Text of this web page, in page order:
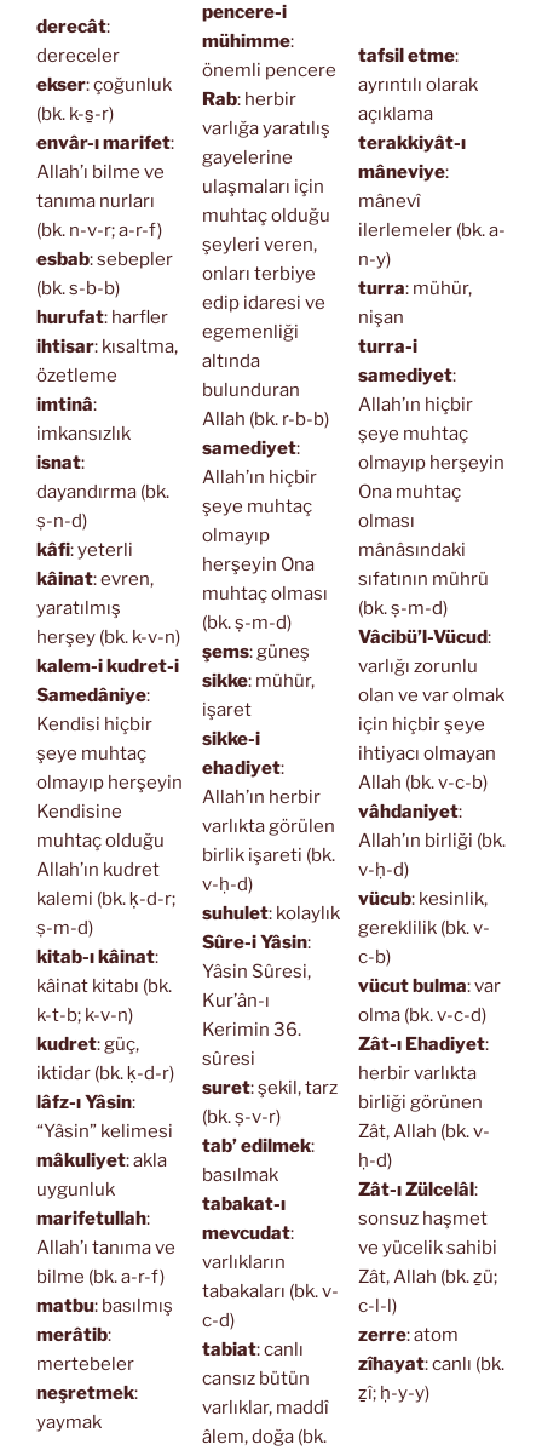
derecât:
dereceler
ekser: çoğunluk
(bk. k-s̱-r)
envâr-ı marifet:
Allah’ı bilme ve
tanıma nurları
(bk. n-v-r; a-r-f)
esbab: sebepler
(bk. s-b-b)
hurufat: harfler
ihtisar: kısaltma,
özetleme
imtinâ:
imkansızlık
isnat:
dayandırma (bk.
ṣ-n-d)
kâfi: yeterli
kâinat: evren,
yaratılmış
herşey (bk. k-v-n)
kalem-i kudret-i
Samedâniye:
Kendisi hiçbir
şeye muhtaç
olmayıp herşeyin
Kendisine
muhtaç olduğu
Allah’ın kudret
kalemi (bk. ḳ-d-r;
ṣ-m-d)
kitab-ı kâinat:
kâinat kitabı (bk.
k-t-b; k-v-n)
kudret: güç,
iktidar (bk. ḳ-d-r)
lâfz-ı Yâsin:
“Yâsin” kelimesi
mâkuliyet: akla
uygunluk
marifetullah:
Allah’ı tanıma ve
bilme (bk. a-r-f)
matbu: basılmış
merâtib:
mertebeler
neşretmek:
yaymak
pencere-i
mühimme:
önemli pencere
Rab: herbir
varlığa yaratılış
gayelerine
ulaşmaları için
muhtaç olduğu
şeyleri veren,
onları terbiye
edip idaresi ve
egemenliği
altında
bulunduran
Allah (bk. r-b-b)
samediyet:
Allah’ın hiçbir
şeye muhtaç
olmayıp
herşeyin Ona
muhtaç olması
(bk. ṣ-m-d)
şems: güneş
sikke: mühür,
işaret
sikke-i
ehadiyet:
Allah’ın herbir
varlıkta görülen
birlik işareti (bk.
v-ḥ-d)
suhulet: kolaylık
Sûre-i Yâsin:
Yâsin Sûresi,
Kur’ân-ı
Kerimin 36.
sûresi
suret: şekil, tarz
(bk. ṣ-v-r)
tab’ edilmek:
basılmak
tabakat-ı
mevcudat:
varlıkların
tabakaları (bk. v-
c-d)
tabiat: canlı
cansız bütün
varlıklar, maddî
âlem, doğa (bk.
tafsil etme:
ayrıntılı olarak
açıklama
terakkiyât-ı
mâneviye:
mânevî
ilerlemeler (bk. a-
n-y)
turra: mühür,
nişan
turra-i
samediyet:
Allah’ın hiçbir
şeye muhtaç
olmayıp herşeyin
Ona muhtaç
olması
mânâsındaki
sıfatının mührü
(bk. ṣ-m-d)
Vâcibü’l-Vücud:
varlığı zorunlu
olan ve var olmak
için hiçbir şeye
ihtiyacı olmayan
Allah (bk. v-c-b)
vâhdaniyet:
Allah’ın birliği (bk.
v-ḥ-d)
vücub: kesinlik,
gereklilik (bk. v-
c-b)
vücut bulma: var
olma (bk. v-c-d)
Zât-ı Ehadiyet:
herbir varlıkta
birliği görünen
Zât, Allah (bk. v-
ḥ-d)
Zât-ı Zülcelâl:
sonsuz haşmet
ve yücelik sahibi
Zât, Allah (bk. ẕü;
c-l-l)
zerre: atom
zîhayat: canlı (bk.
ẕî; ḥ-y-y)